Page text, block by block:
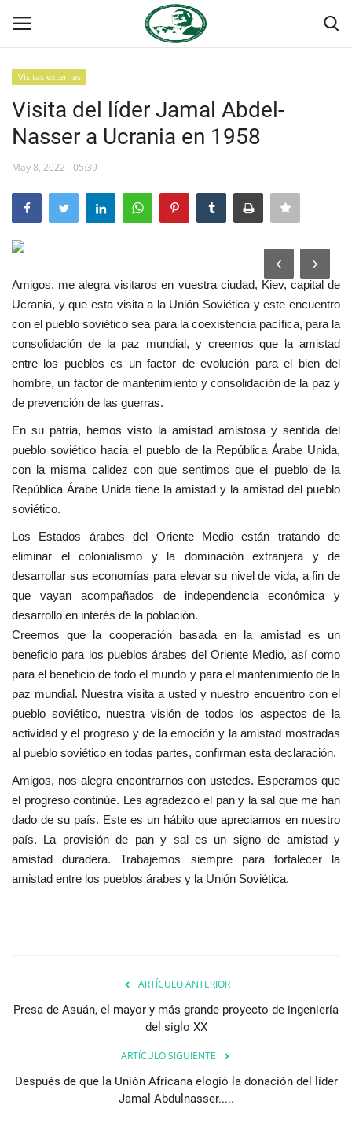
Inicio
Contacto
Nuestro Equipo
Herencia de Jamal Abdel-Nasser
Movimiento Juvenil Nasser
Nasser Fellowship para Leadership
Internacional
Ciudadano Global
Líderes
Documentos
Oportunidades
vídeos
Los colaboradores
Los patrocinios
Galería
Lengua
Visitas externas
Visita del líder Jamal Abdel-
Nasser a Ucrania en 1958
May 8, 2022 - 05:39
Amigos, me alegra visitaros en vuestra ciudad, Kiev, capital de
Ucrania, y que esta visita a la Unión Soviética y este encuentro
con el pueblo soviético sea para la coexistencia pacífica, para la
consolidación de la paz mundial, y creemos que la amistad
entre los pueblos es un factor de evolución para el bien del
hombre, un factor de mantenimiento y consolidación de la paz y
de prevención de las guerras.
En su patria, hemos visto la amistad amistosa y sentida del
pueblo soviético hacia el pueblo de la República Árabe Unida,
con la misma calidez con que sentimos que el pueblo de la
República Árabe Unida tiene la amistad y la amistad del pueblo
soviético.
Los Estados árabes del Oriente Medio están tratando de
eliminar el colonialismo y la dominación extranjera y de
desarrollar sus economías para elevar su nivel de vida, a fin de
que vayan acompañados de independencia económica y
desarrollo en interés de la población.
Creemos que la cooperación basada en la amistad es un
beneficio para los pueblos árabes del Oriente Medio, así como
para el beneficio de todo el mundo y para el mantenimiento de la
paz mundial. Nuestra visita a usted y nuestro encuentro con el
pueblo soviético, nuestra visión de todos los aspectos de la
actividad y el progreso y de la emoción y la amistad mostradas
al pueblo soviético en todas partes, confirman esta declaración.
Amigos, nos alegra encontrarnos con ustedes. Esperamos que
el progreso continúe. Les agradezco el pan y la sal que me han
dado de su país. Este es un hábito que apreciamos en nuestro
país. La provisión de pan y sal es un signo de amistad y
amistad duradera. Trabajemos siempre para fortalecer la
amistad entre los pueblos árabes y la Unión Soviética.
ARTÍCULO ANTERIOR
Presa de Asuán, el mayor y más grande proyecto de ingeniería
del siglo XX
ARTÍCULO SIGUIENTE
Después de que la Unión Africana elogió la donación del líder
Jamal Abdulnasser.....